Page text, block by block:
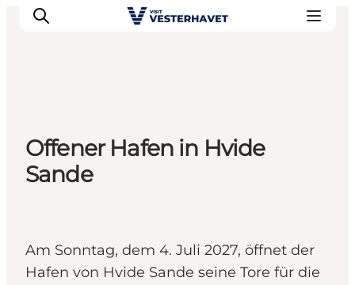
Events
Erlebnisse
Unsere Städte
Plane deine Reise
Offener Hafen in Hvide
Sande
Am Sonntag, dem 4. Juli 2027, öffnet der
Hafen von Hvide Sande seine Tore für die